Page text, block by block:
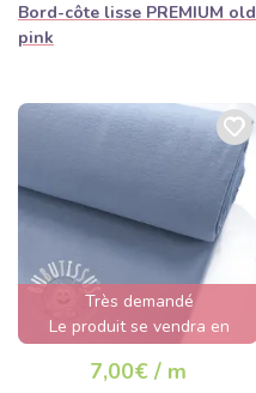
Bord-côte lisse PREMIUM old
pink
Très demandé
Le produit se vendra en
quelques heures
7,00€ / m